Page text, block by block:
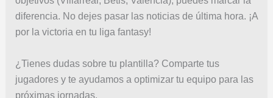
diferencia. No dejes pasar las noticias de última hora. ¡A
por la victoria en tu liga fantasy!
¿Tienes dudas sobre tu plantilla? Comparte tus
jugadores y te ayudamos a optimizar tu equipo para las
próximas jornadas.